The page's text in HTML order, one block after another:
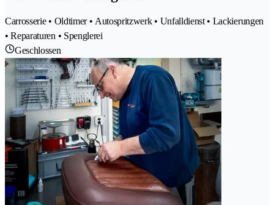
Carrosserie • Oldtimer • Autospritzwerk • Unfalldienst • Lackierungen
• Reparaturen • Spenglerei
Geschlossen